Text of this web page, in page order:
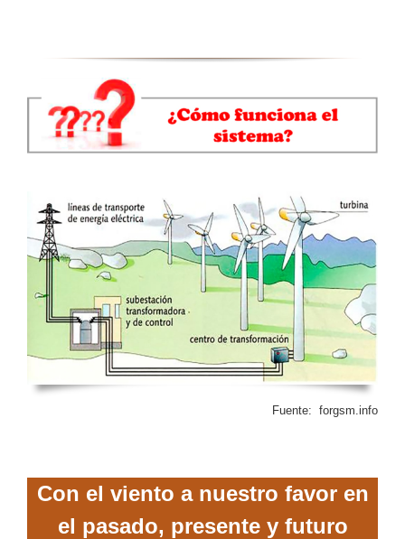
Fuente: forgsm.info
Con el viento a nuestro favor en
el pasado, presente y futuro